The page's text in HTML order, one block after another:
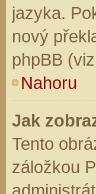
jazyka.
nový
phpBB
Nahoru
Jak
Tento
záložkou